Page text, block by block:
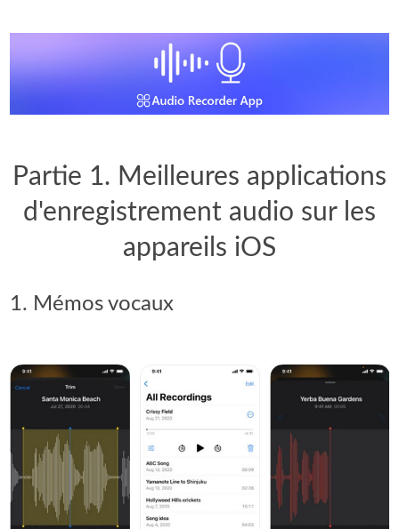
Partie 1. Meilleures applications
d'enregistrement audio sur les
appareils iOS
1. Mémos vocaux